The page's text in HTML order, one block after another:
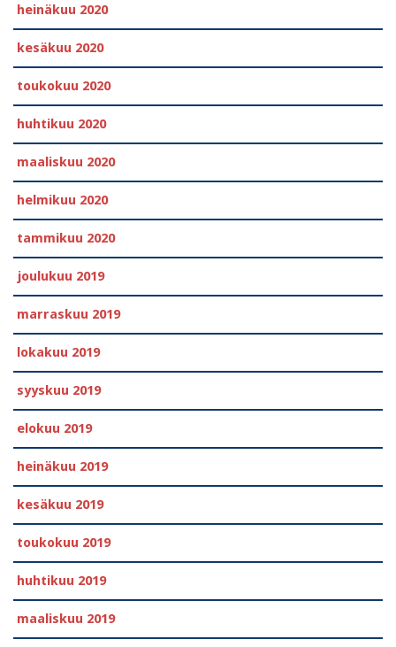
heinäkuu 2020
kesäkuu 2020
toukokuu 2020
huhtikuu 2020
maaliskuu 2020
helmikuu 2020
tammikuu 2020
joulukuu 2019
marraskuu 2019
lokakuu 2019
syyskuu 2019
elokuu 2019
heinäkuu 2019
kesäkuu 2019
toukokuu 2019
huhtikuu 2019
maaliskuu 2019